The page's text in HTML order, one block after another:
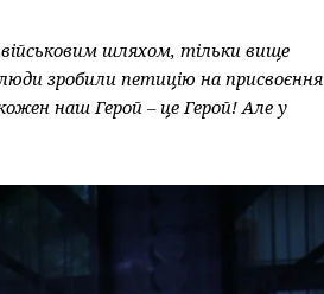
шляхом, тільки вище
зробили петицію на присвоєння
наш Герой – це Герой! Але у